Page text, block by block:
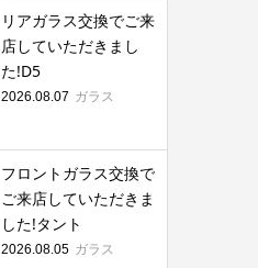
リアガラス交換でご来
店していただきまし
た!D5
2026.08.07 ガラス
フロントガラス交換で
ご来店していただきま
した!タント
2026.08.05 ガラス